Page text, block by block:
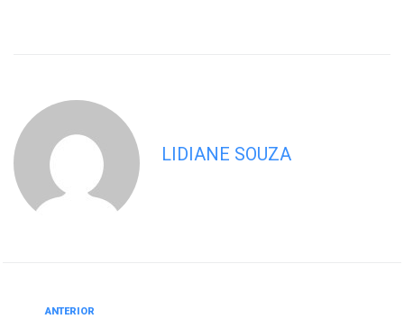
LIDIANE SOUZA
ANTERIOR